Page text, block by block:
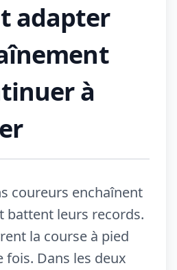
adapter
à
coureurs enchaînent
battent leurs records.
la course à pied
Dans les deux